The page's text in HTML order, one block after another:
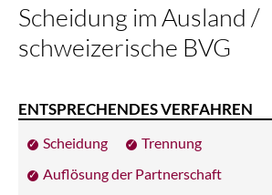
Scheidung im Ausland /
schweizerische BVG
ENTSPRECHENDES VERFAHREN
Scheidung
Trennung
Auflösung der Partnerschaft